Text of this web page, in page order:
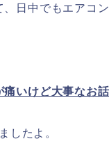
日中でもエアコ
痛いけど大事なお話
したよ。